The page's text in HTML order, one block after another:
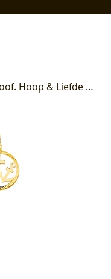
Sialia 40.05596 - 14K Hanger Geloof. Hoop & Liefde Gediamanteerd